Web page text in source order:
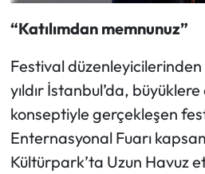
“Katılımdan memnunuz”
Festival
yıldır İstanbul’da,
konseptiyle gerçekleşen
Enternasyonal Fuarı
Kültürpark’ta Uzun Havuz